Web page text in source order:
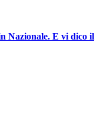
Nazionale. E vi dico il